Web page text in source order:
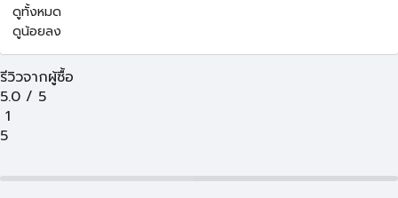
ดูทั้งหมด
ดูน้อยลง
รีวิวจากผู้ซื้อ
5.0 / 5
1
5